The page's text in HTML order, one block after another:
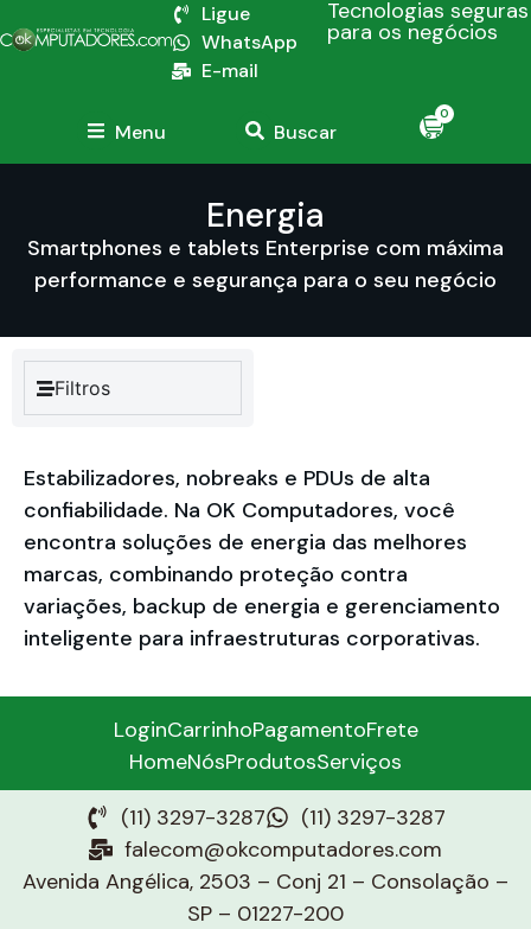
Ligue
WhatsApp
E-mail
Tecnologias seguras
para os negócios
Menu Buscar
0
Energia
Smartphones e tablets Enterprise com máxima
performance e segurança para o seu negócio
Filtros
Estabilizadores, nobreaks e PDUs de alta
confiabilidade. Na OK Computadores, você
encontra soluções de energia das melhores
marcas, combinando proteção contra
variações, backup de energia e gerenciamento
inteligente para infraestruturas corporativas.
LoginCarrinhoPagamentoFrete
HomeNósProdutosServiços
(11) 3297-3287
(11) 3297-3287
falecom@okcomputadores.com
Avenida Angélica, 2503 – Conj 21 – Consolação –
SP – 01227-200